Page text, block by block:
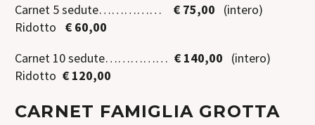
Carnet 5 sedute…………… € 75,00 (intero)
Ridotto € 60,00
Carnet 10 sedute…………… € 140,00 (intero)
Ridotto € 120,00
CARNET FAMIGLIA GROTTA